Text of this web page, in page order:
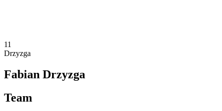
11
Drzyzga
Fabian Drzyzga
Team